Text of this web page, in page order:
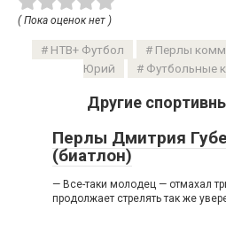
( Пока оценок нет )
НТВ+ Футбол Перлы
Юрий
Футбольные
Другие
Перлы Дмитрия
(биатлон)
— Все-таки молодец — отмахал
продолжает стрелять так же